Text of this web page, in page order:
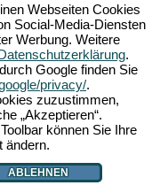
Die Features|AGB |
|Forum|Support|Spielinfo
| App Store|
verwalten
Webseiten Cookies
Social-Media-Diensten
Werbung. Weitere
.
Google finden Sie
privacy/.
zuzustimmen,
„Akzeptieren“.
können Sie Ihre
ändern.
ABLEHNEN